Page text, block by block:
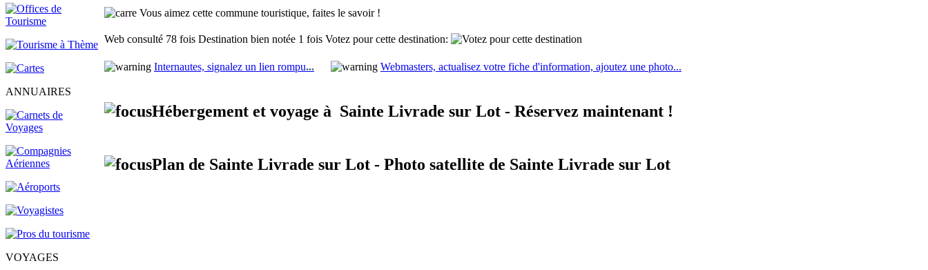
ANNUAIRES
VOYAGES
Vous aimez cette commune touristique, faites le savoir !
Web consulté 78 fois Destination bien notée 1 fois Votez pour cette destination:
Internautes, signalez un lien rompu... Webmasters, actualisez votre fiche d'information, ajoutez une photo...
Hébergement et voyage à Sainte Livrade sur Lot - Réservez maintenant !
Plan de Sainte Livrade sur Lot - Photo satellite de Sainte Livrade sur Lot